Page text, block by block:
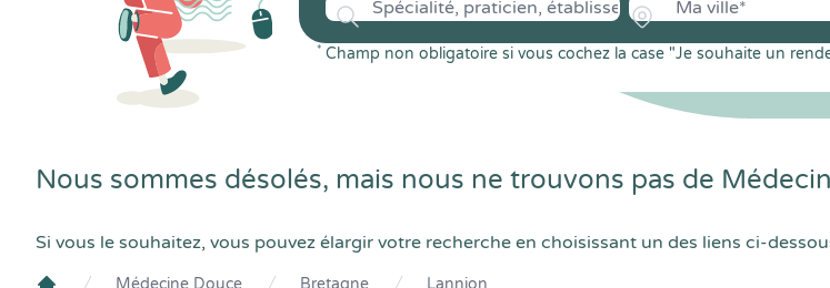
* Champ non obligatoire si vous cochez la case "Je souhaite un
Nous sommes désolés, mais nous ne trouvons pas de
Si vous le souhaitez, vous pouvez élargir votre recherche en choisissant un des liens ci-
Médecine Douce Bretagne Lannion